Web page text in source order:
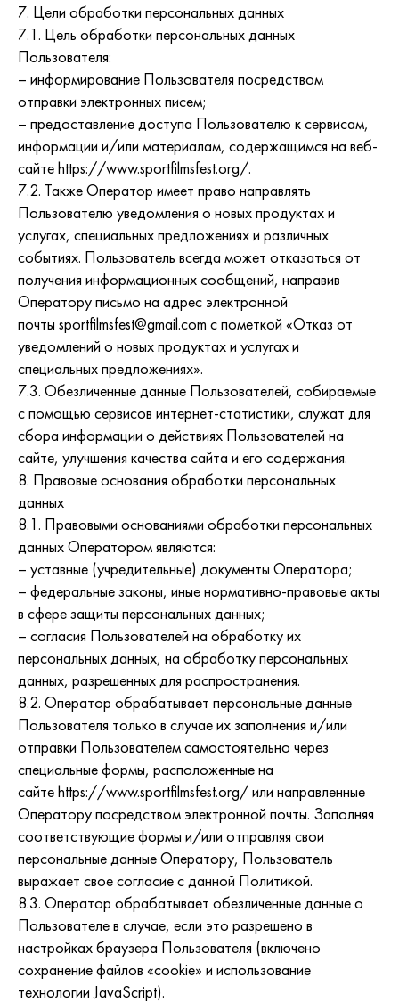
7. Цели обработки персональных данных
7.1. Цель обработки персональных данных
Пользователя:
– информирование Пользователя посредством
отправки электронных писем;
– предоставление доступа Пользователю к сервисам,
информации и/или материалам, содержащимся на веб-
сайте https://www.sportfilmsfest.org/.
7.2. Также Оператор имеет право направлять
Пользователю уведомления о новых продуктах и
услугах, специальных предложениях и различных
событиях. Пользователь всегда может отказаться от
получения информационных сообщений, направив
Оператору письмо на адрес электронной
почты sportfilmsfest@gmail.com с пометкой «Отказ от
уведомлений о новых продуктах и услугах и
специальных предложениях».
7.3. Обезличенные данные Пользователей, собираемые
с помощью сервисов интернет-статистики, служат для
сбора информации о действиях Пользователей на
сайте, улучшения качества сайта и его содержания.
8. Правовые основания обработки персональных
данных
8.1. Правовыми основаниями обработки персональных
данных Оператором являются:
– уставные (учредительные) документы Оператора;
– федеральные законы, иные нормативно-правовые акты
в сфере защиты персональных данных;
– согласия Пользователей на обработку их
персональных данных, на обработку персональных
данных, разрешенных для распространения.
8.2. Оператор обрабатывает персональные данные
Пользователя только в случае их заполнения и/или
отправки Пользователем самостоятельно через
специальные формы, расположенные на
сайте https://www.sportfilmsfest.org/ или направленные
Оператору посредством электронной почты. Заполняя
соответствующие формы и/или отправляя свои
персональные данные Оператору, Пользователь
выражает свое согласие с данной Политикой.
8.3. Оператор обрабатывает обезличенные данные о
Пользователе в случае, если это разрешено в
настройках браузера Пользователя (включено
сохранение файлов «cookie» и использование
технологии JavaScript).